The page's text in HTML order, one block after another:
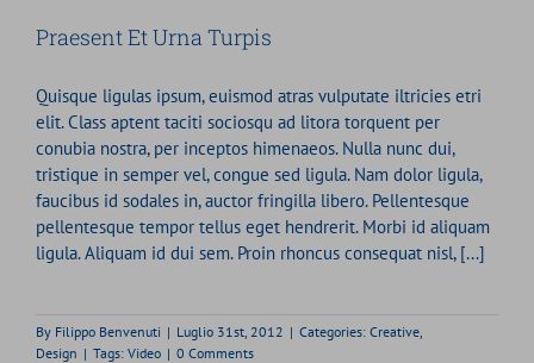
Praesent Et Urna Turpis
Quisque ligulas ipsum, euismod atras vulputate iltricies etri
elit. Class aptent taciti sociosqu ad litora torquent per
conubia nostra, per inceptos himenaeos. Nulla nunc dui,
tristique in semper vel, congue sed ligula. Nam dolor ligula,
faucibus id sodales in, auctor fringilla libero. Pellentesque
pellentesque tempor tellus eget hendrerit. Morbi id aliquam
ligula. Aliquam id dui sem. Proin rhoncus consequat nisl, [...]
By Filippo Benvenuti | Luglio 31st, 2012 | Categories: Creative
Design | Tags: Video | 0 Comments